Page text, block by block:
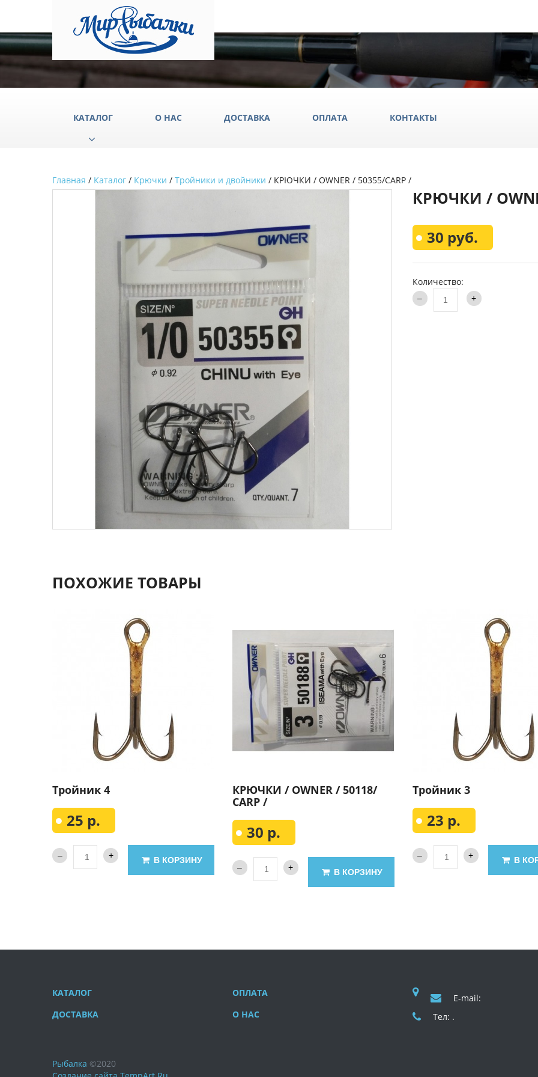
КАТАЛОГ
Аксессуары
Снасти на мирную рыбу
Туристическое снаряжение
Грузила
Одежда и обувь
Подсаки
Рюкзаки туристические
Садки
Снасти на хищника
Стулья и столы
Удочки
Технопланктон
Всё
Каталог
О НАС ДОСТАВКА ОПЛАТА КОНТАКТЫ
Главная / Каталог / Крючки / Тройники и двойники / КРЮЧКИ / OWNER / 50355/СARP /
КРЮЧКИ /
30 руб.
Количество:
ПОХОЖИЕ ТОВАРЫ
Тройник 4
25 р.
В КОРЗИНУ
КРЮЧКИ / OWNER / 50118/
СARP /
30 р.
В КОРЗИНУ
Тройник 3
23 р.
В
КАТАЛОГ
ДОСТАВКА
ОПЛАТА
О НАС
E-mail:
Тел: .
Рыбалка ©2020